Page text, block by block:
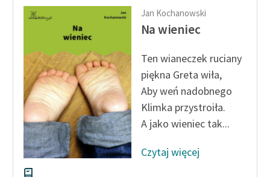
Jan Kochanowski
Na wieniec
Ten wianeczek ruciany
piękna Greta wiła,
Aby weń nadobnego
Klimka przystroiła.
A jako wieniec tak...
Czytaj więcej